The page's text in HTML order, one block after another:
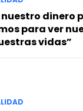
dinero
para ver
vidas”